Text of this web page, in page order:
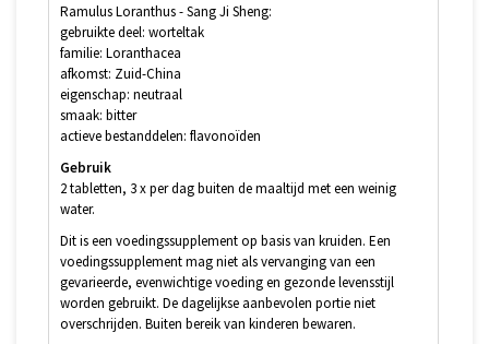
Ramulus Loranthus - Sang Ji Sheng:
gebruikte deel: worteltak
familie: Loranthacea
afkomst: Zuid-China
eigenschap: neutraal
smaak: bitter
actieve bestanddelen: flavonoïden
Gebruik
2 tabletten, 3 x per dag buiten de maaltijd met een weinig
water.
Dit is een voedingssupplement op basis van kruiden. Een
voedingssupplement mag niet als vervanging van een
gevarieerde, evenwichtige voeding en gezonde levensstijl
worden gebruikt. De dagelijkse aanbevolen portie niet
overschrijden. Buiten bereik van kinderen bewaren.